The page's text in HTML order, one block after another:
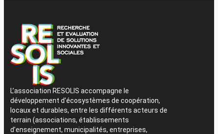
L’association RESOLIS accompagne le
développement d’écosystèmes de coopération,
locaux et durables, entre les différents acteurs de
terrain (associations, établissements
d’enseignement, municipalités, entreprises,